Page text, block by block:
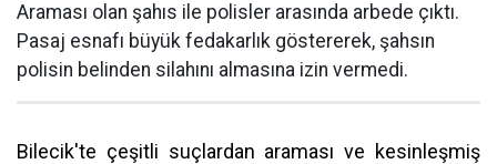
Araması olan şahıs ile polisler arasında arbede çıktı.
Pasaj esnafı büyük fedakarlık göstererek, şahsın
polisin belinden silahını almasına izin vermedi.
Bilecik'te çeşitli suçlardan araması ve kesinleşmiş